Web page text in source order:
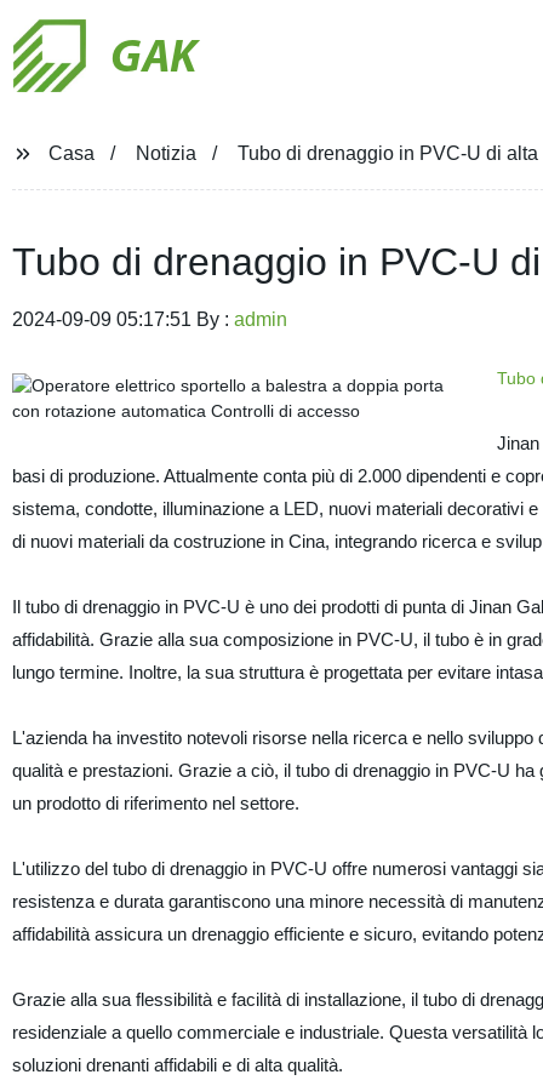
GAK
Casa Notizia Tubo di drenaggio in PVC-U di
Tubo di drenaggio in PVC-U
2024-09-09 05:17:51 By : admin
Tubo
Jinan
basi di produzione. Attualmente conta più di 2.000 dipendenti e
sistema, condotte, illuminazione a LED, nuovi materiali decorativi
di nuovi materiali da costruzione in Cina, integrando ricerca e
Il tubo di drenaggio in PVC-U è uno dei prodotti di punta di Jinan
affidabilità. Grazie alla sua composizione in PVC-U, il tubo è in
lungo termine. Inoltre, la sua struttura è progettata per evitare
L'azienda ha investito notevoli risorse nella ricerca e nello
qualità e prestazioni. Grazie a ciò, il tubo di drenaggio in PVC-U
un prodotto di riferimento nel settore.
L'utilizzo del tubo di drenaggio in PVC-U offre numerosi vantaggi
resistenza e durata garantiscono una minore necessità di
affidabilità assicura un drenaggio efficiente e sicuro, evitando
Grazie alla sua flessibilità e facilità di installazione, il tubo di
residenziale a quello commerciale e industriale. Questa versatilità
soluzioni drenanti affidabili e di alta qualità.